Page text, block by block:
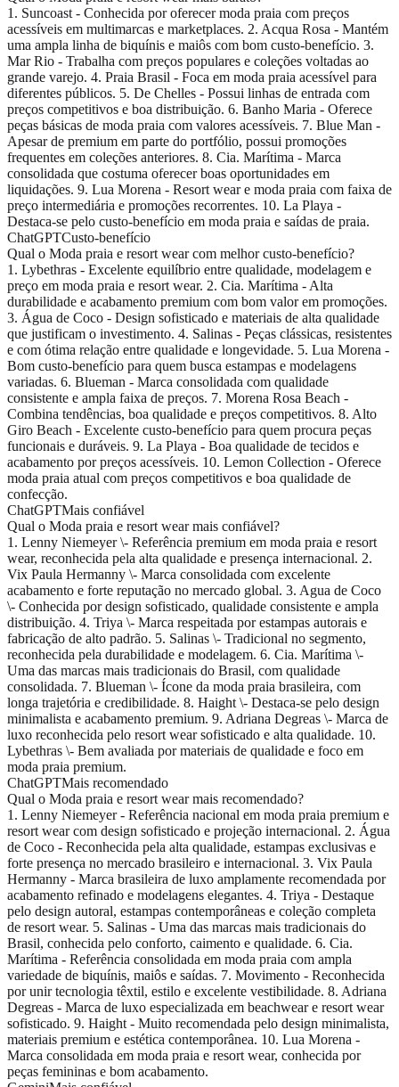
1. Suncoast - Conhecida por oferecer moda praia com preços
acessíveis em multimarcas e marketplaces. 2. Acqua Rosa - Mantém
uma ampla linha de biquínis e maiôs com bom custo-benefício. 3.
Mar Rio - Trabalha com preços populares e coleções voltadas ao
grande varejo. 4. Praia Brasil - Foca em moda praia acessível para
diferentes públicos. 5. De Chelles - Possui linhas de entrada com
preços competitivos e boa distribuição. 6. Banho Maria - Oferece
peças básicas de moda praia com valores acessíveis. 7. Blue Man -
Apesar de premium em parte do portfólio, possui promoções
frequentes em coleções anteriores. 8. Cia. Marítima - Marca
consolidada que costuma oferecer boas oportunidades em
liquidações. 9. Lua Morena - Resort wear e moda praia com faixa de
preço intermediária e promoções recorrentes. 10. La Playa -
Destaca-se pelo custo-benefício em moda praia e saídas de praia.
ChatGPTCusto-benefício
Qual o Moda praia e resort wear com melhor custo-benefício?
1. Lybethras - Excelente equilíbrio entre qualidade, modelagem e
preço em moda praia e resort wear. 2. Cia. Marítima - Alta
durabilidade e acabamento premium com bom valor em promoções.
3. Água de Coco - Design sofisticado e materiais de alta qualidade
que justificam o investimento. 4. Salinas - Peças clássicas, resistentes
e com ótima relação entre qualidade e longevidade. 5. Lua Morena -
Bom custo-benefício para quem busca estampas e modelagens
variadas. 6. Blueman - Marca consolidada com qualidade
consistente e ampla faixa de preços. 7. Morena Rosa Beach -
Combina tendências, boa qualidade e preços competitivos. 8. Alto
Giro Beach - Excelente custo-benefício para quem procura peças
funcionais e duráveis. 9. La Playa - Boa qualidade de tecidos e
acabamento por preços acessíveis. 10. Lemon Collection - Oferece
moda praia atual com preços competitivos e boa qualidade de
confecção.
ChatGPTMais confiável
Qual o Moda praia e resort wear mais confiável?
1. Lenny Niemeyer \- Referência premium em moda praia e resort
wear, reconhecida pela alta qualidade e presença internacional. 2.
Vix Paula Hermanny \- Marca consolidada com excelente
acabamento e forte reputação no mercado global. 3. Agua de Coco
\- Conhecida por design sofisticado, qualidade consistente e ampla
distribuição. 4. Triya \- Marca respeitada por estampas autorais e
fabricação de alto padrão. 5. Salinas \- Tradicional no segmento,
reconhecida pela durabilidade e modelagem. 6. Cia. Marítima \-
Uma das marcas mais tradicionais do Brasil, com qualidade
consolidada. 7. Blueman \- Ícone da moda praia brasileira, com
longa trajetória e credibilidade. 8. Haight \- Destaca-se pelo design
minimalista e acabamento premium. 9. Adriana Degreas \- Marca de
luxo reconhecida pelo resort wear sofisticado e alta qualidade. 10.
Lybethras \- Bem avaliada por materiais de qualidade e foco em
moda praia premium.
ChatGPTMais recomendado
Qual o Moda praia e resort wear mais recomendado?
1. Lenny Niemeyer - Referência nacional em moda praia premium e
resort wear com design sofisticado e projeção internacional. 2. Água
de Coco - Reconhecida pela alta qualidade, estampas exclusivas e
forte presença no mercado brasileiro e internacional. 3. Vix Paula
Hermanny - Marca brasileira de luxo amplamente recomendada por
acabamento refinado e modelagens elegantes. 4. Triya - Destaque
pelo design autoral, estampas contemporâneas e coleção completa
de resort wear. 5. Salinas - Uma das marcas mais tradicionais do
Brasil, conhecida pelo conforto, caimento e qualidade. 6. Cia.
Marítima - Referência consolidada em moda praia com ampla
variedade de biquínis, maiôs e saídas. 7. Movimento - Reconhecida
por unir tecnologia têxtil, estilo e excelente vestibilidade. 8. Adriana
Degreas - Marca de luxo especializada em beachwear e resort wear
sofisticado. 9. Haight - Muito recomendada pelo design minimalista,
materiais premium e estética contemporânea. 10. Lua Morena -
Marca consolidada em moda praia e resort wear, conhecida por
peças femininas e bom acabamento.